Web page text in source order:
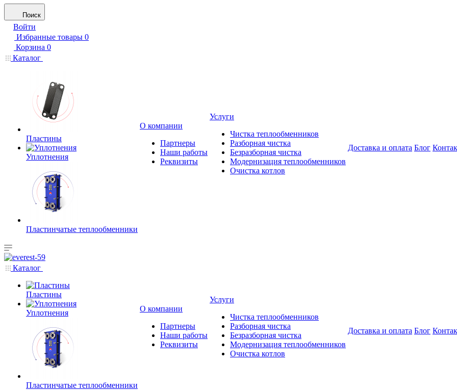
Поиск
Войти
Избранные товары 0
Корзина 0
Каталог
Пластины
Уплотнения
Пластинчатые теплообменники
О компании
Партнеры
Наши работы
Реквизиты
Услуги
Чистка теплообменников
Разборная чистка
Безразборная чистка
Модернизация теплообменников
Очистка котлов
Доставка и оплата Блог
Каталог
Пластины
Уплотнения
Пластинчатые теплообменники
О компании
Партнеры
Наши работы
Реквизиты
Услуги
Чистка теплообменников
Разборная чистка
Безразборная чистка
Модернизация теплообменников
Очистка котлов
Доставка и оплата Блог